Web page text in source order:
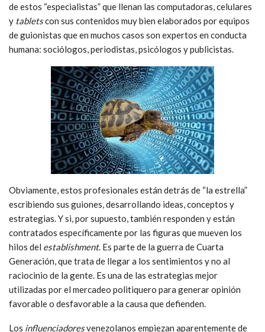
de estos “especialistas” que llenan las computadoras, celulares
y tabletscon sus contenidos muy bien elaborados por equipos
de guionistas que en muchos casos son expertos en conducta
humana: sociólogos, periodistas, psicólogos y publicistas.
Obviamente, estos profesionales están detrás de “la estrella”
escribiendo sus guiones, desarrollando ideas, conceptos y
estrategias. Y si, por supuesto, también responden y están
contratados específicamente por las figuras que mueven los
hilos del establishment. Es parte de la guerra de Cuarta
Generación, que trata de llegar a los sentimientos y no al
raciocinio de la gente. Es una de las estrategias mejor
utilizadas por el mercadeo politiquero para generar opinión
favorable o desfavorable a la causa que defienden.
Los influenciadoresvenezolanos empiezan aparentemente de